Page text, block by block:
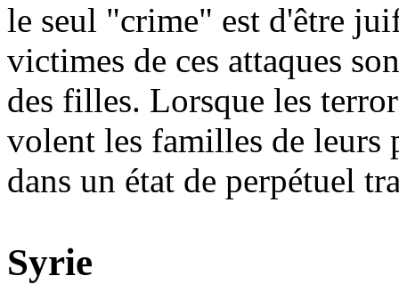
le seul "crime" est d'être
victimes de ces attaques
des filles. Lorsque les
volent les familles de leurs
dans un état de perpétuel
Syrie